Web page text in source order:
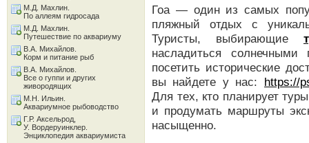
Гоа — один из самых
пляжный отдых с
Туристы, выбирающие
насладиться
посетить исторические
вы найдете у нас: https://
Для тех, кто планирует
и продумать маршруты
насыщенно.
М.Д. Махлин.
По аллеям гидросада
М.Д. Махлин.
Путешествие по аквариуму
В.А. Михайлов.
Корм и питание рыб
В.А. Михайлов.
Все о гуппи и других
живородящих
М.Н. Ильин.
Аквариумное рыбоводство
Г.Р. Аксельрод,
У. Вордеруинклер.
Энциклопедия аквариумиста